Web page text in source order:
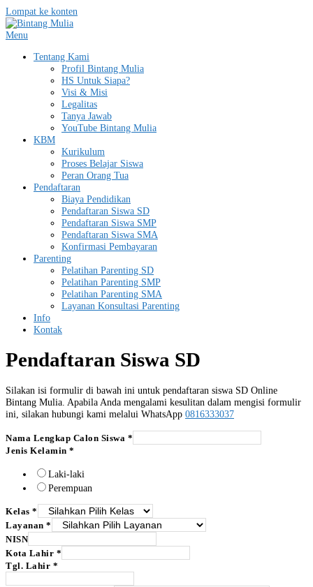
Lompat ke konten
Menu
Tentang Kami
Profil Bintang Mulia
HS Untuk Siapa?
Visi & Misi
Legalitas
Tanya Jawab
YouTube Bintang Mulia
KBM
Kurikulum
Proses Belajar Siswa
Peran Orang Tua
Pendaftaran
Biaya Pendidikan
Pendaftaran Siswa SD
Pendaftaran Siswa SMP
Pendaftaran Siswa SMA
Konfirmasi Pembayaran
Parenting
Pelatihan Parenting SD
Pelatihan Parenting SMP
Pelatihan Parenting SMA
Layanan Konsultasi Parenting
Info
Kontak
Pendaftaran Siswa SD
Silakan isi formulir di bawah ini untuk pendaftaran siswa SD Online
Bintang Mulia. Apabila Anda mengalami kesulitan dalam mengisi formulir
ini, silakan hubungi kami melalui WhatsApp 0816333037
Nama Lengkap Calon Siswa *
Jenis Kelamin *
Laki-laki
Perempuan
Kelas *
Layanan *
NISN
Kota Lahir *
Tgl. Lahir *